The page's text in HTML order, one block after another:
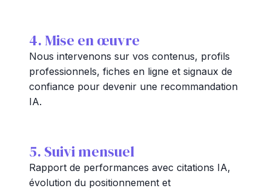
4. Mise en œuvre
Nous intervenons sur vos contenus, profils
professionnels, fiches en ligne et signaux de
confiance pour devenir une recommandation
IA.
5. Suivi mensuel
Rapport de performances avec citations IA,
évolution du positionnement et